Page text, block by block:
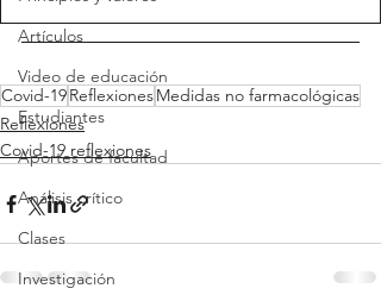
Artículos
Video de educación
Estudiantes
Aportes de facultad
Análisis crítico
Clases
Investigación
Covid-19ReflexionesMedidas no farmacológicas
Reflexiones
Covid-19 reflexiones